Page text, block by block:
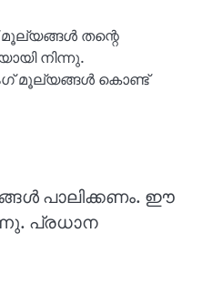
മൂല്യങ്ങൾ തന്റെ
നിന്നു.
മൂല്യങ്ങൾ കൊണ്ട്
പാലിക്കണം. ഈ
പ്രധാന